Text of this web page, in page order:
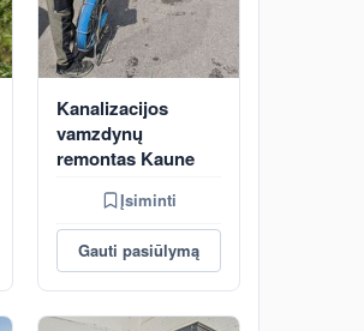
Kanalizacijos
vamzdynų
remontas Kaune
Įsiminti
Gauti pasiūlymą